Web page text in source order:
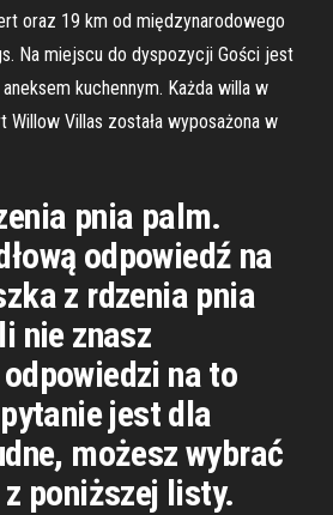
oraz 19 km od międzynarodowego
Na miejscu do dyspozycji Gości jest
kuchennym. Każda willa w
Willow Villas została wyposażona w
pnia palm.
odpowiedź na
z rdzenia pnia
nie znasz
na to
jest dla
możesz wybrać
poniższej listy.